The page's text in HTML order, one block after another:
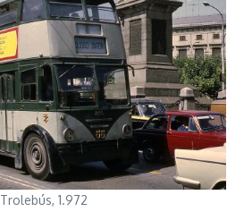
Trolebús, 1.972